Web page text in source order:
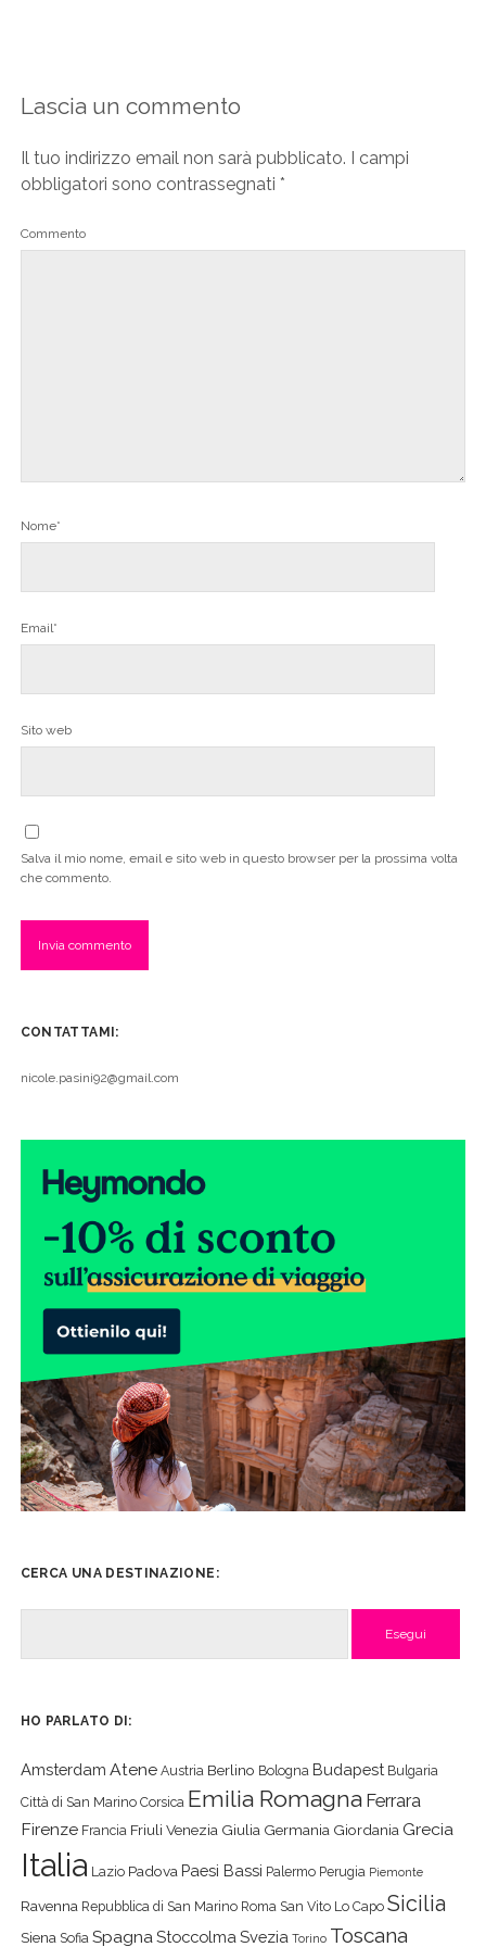
Lascia un commento
Il tuo indirizzo email non sarà pubblicato. I campi
obbligatori sono contrassegnati *
Commento
Nome*
Email*
Sito web
Salva il mio nome, email e sito web in questo browser per la prossima volta
che commento.
CONTATTAMI:
nicole.pasini92@gmail.com
CERCA UNA DESTINAZIONE:
HO PARLATO DI:
Amsterdam Atene Austria Berlino Bologna Budapest Bulgaria
Città di San Marino Corsica Emilia Romagna Ferrara
Firenze Francia Friuli Venezia Giulia Germania Giordania Grecia
Italia Lazio Padova Paesi Bassi Palermo Perugia Piemonte
Ravenna Repubblica di San Marino Roma San Vito Lo Capo Sicilia
Siena Sofia SpagnaStoccolma Svezia Torino Toscana